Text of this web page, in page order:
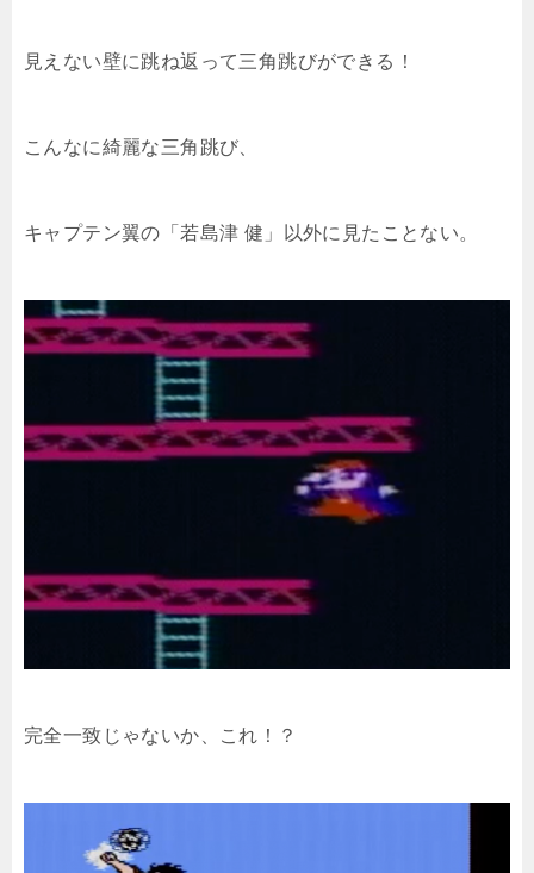
見えない壁に跳ね返って三角跳びができる！
こんなに綺麗な三角跳び、
キャプテン翼の「若島津 健」以外に見たことない。
完全一致じゃないか、これ！？